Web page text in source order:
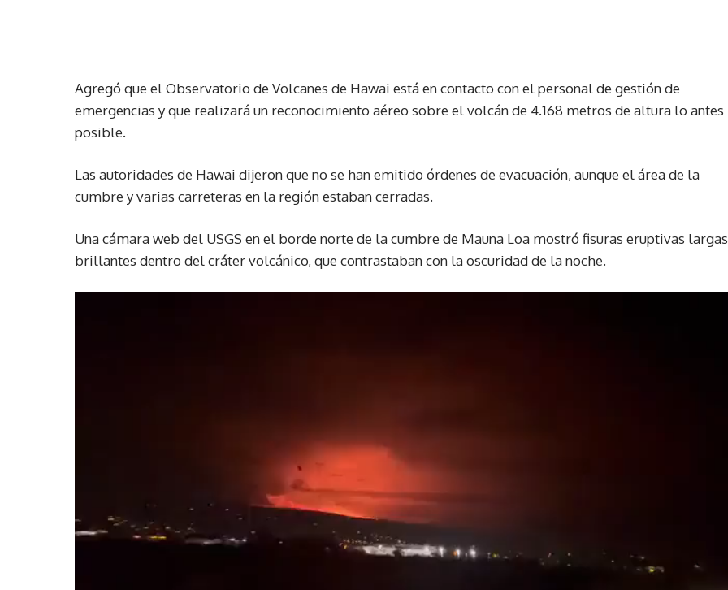
Agregó que el Observatorio de Volcanes de Hawai está en contacto con el personal de gestión de
emergencias y que realizará un reconocimiento aéreo sobre el volcán de 4.168 metros de altura lo antes
posible.
Las autoridades de Hawai dijeron que no se han emitido órdenes de evacuación, aunque el área de la
cumbre y varias carreteras en la región estaban cerradas.
Una cámara web del USGS en el borde norte de la cumbre de Mauna Loa mostró fisuras eruptivas
brillantes dentro del cráter volcánico, que contrastaban con la oscuridad de la noche.